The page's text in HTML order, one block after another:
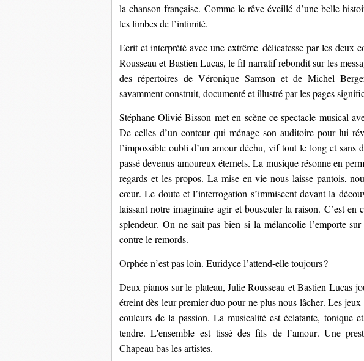
la chanson française. Comme le rêve éveillé d’une belle
les limbes de l’intimité.
Ecrit et interprété avec une extrême délicatesse par les deux
Rousseau et Bastien Lucas, le fil narratif rebondit sur les
des répertoires de Véronique Samson et de Michel
savammentconstruit, documenté et illustré par les pages signifi
Stéphane Olivié-Bisson met en scène ce spectacle musical
De celles d’un conteur qui ménage son auditoire pour lui
l’impossible oubli d’un amour déchu, vif tout le long et sans
passé devenus amoureux éternels. La musique résonne en
regards et les propos. La mise en vie nous laisse pantois,
cœur. Le doute et l’interrogation s’immiscent devant la
laissant notre imaginaire agir et bousculer la raison. C’est en
splendeur. On ne sait pas bien si la mélancolie l’emporte
contre le remords.
Orphée n’est pas loin. Euridyce l’attend-elle toujours?
Deux pianos sur le plateau, Julie Rousseau et Bastien Lucas
étreint dès leur premier duo pour ne plus nous lâcher. Les jeux
couleurs de la passion. La musicalité est éclatante, tonique
tendre. L'ensemble est tissé des fils de l’amour. Une
Chapeau bas les artistes.